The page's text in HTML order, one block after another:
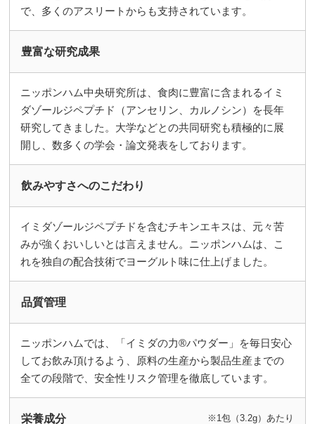
で、多くのアスリートからも支持されています。
豊富な研究成果
ニッポンハム中央研究所は、食肉に豊富に含まれるイミ
ダゾールジペプチド（アンセリン、カルノシン）を長年
研究してきました。大学などとの共同研究も積極的に展
開し、数多くの学会・論文発表をしております。
飲みやすさへのこだわり
イミダゾールジペプチドを含むチキンエキスは、元々苦
みが強くおいしいとは言えません。ニッポンハムは、こ
れを独自の配合技術でヨーグルト味に仕上げました。
品質管理
ニッポンハムでは、「イミダの力®パウダー」を毎日安心
してお飲み頂けるよう、原料の生産から製品生産までの
全ての段階で、安全性リスク管理を徹底しています。
栄養成分 ※1包（3.2g）あたり